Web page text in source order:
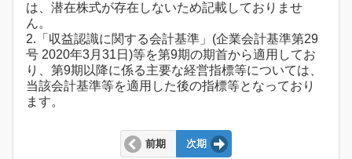
は、潜在株式が存在しないため記載しておりませ
ん。
2.「収益認識に関する会計基準」(企業会計基準第29
号 2020年3月31日)等を第9期の期首から適用してお
り、第9期以降に係る主要な経営指標等については、
当該会計基準等を適用した後の指標等となっており
ます。
前期 次期